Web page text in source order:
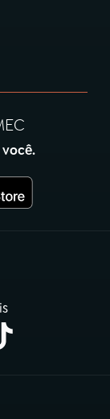
aba)